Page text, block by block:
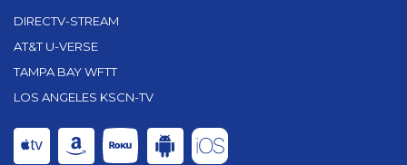
DIRECTV-STREAM
AT&T U-VERSE
TAMPA BAY WFTT
LOS ANGELES KSCN-TV